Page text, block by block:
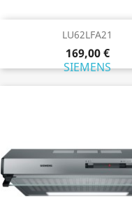
LU62LFA21
169,00 €
SIEMENS